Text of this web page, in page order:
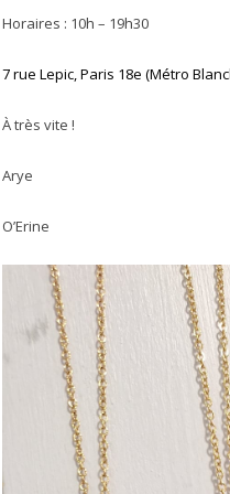
Horaires : 10h – 19h30
7 rue Lepic, Paris 18e (Métro
À très vite !
Arye
O’Erine